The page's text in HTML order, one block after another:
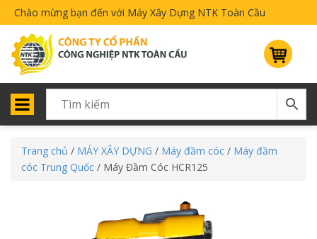
Chào mừng bạn đến với Máy Xây Dựng NTK Toàn Cầu
Trang chủ / MÁY XÂY DỰNG / Máy đầm cóc / Máy đầm
cóc Trung Quốc / Máy Đầm Cóc HCR125